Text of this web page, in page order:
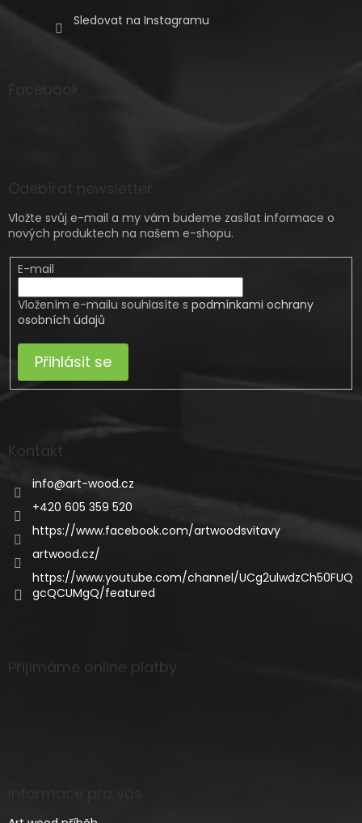
Sledovat na Instagramu
Vložte svůj e-mail a my vám budeme zasílat informace o
nových produktech na našem e-shopu.
E-mail
Vložením e-mailu souhlasíte s podmínkami ochrany
osobních údajů
Přihlásit se
Kontakt
info@art-wood.cz
+420 605 359 520
https://www.facebook.com/artwoodsvitavy
artwood.cz/
https://www.youtube.com/channel/UCg2ulwdzCh50FUQ
gcQCUMgQ/featured
Přijímáme online platby